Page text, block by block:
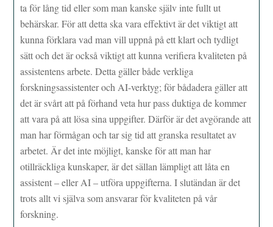
ta för lång tid eller som man kanske själv inte fullt ut
behärskar. För att detta ska vara effektivt är det viktigt att
kunna förklara vad man vill uppnå på ett klart och tydligt
sätt och det är också viktigt att kunna verifiera kvaliteten på
assistentens arbete. Detta gäller både verkliga
forskningsassistenter och AI-verktyg; för bådadera gäller att
det är svårt att på förhand veta hur pass duktiga de kommer
att vara på att lösa sina uppgifter. Därför är det avgörande att
man har förmågan och tar sig tid att granska resultatet av
arbetet. Är det inte möjligt, kanske för att man har
otillräckliga kunskaper, är det sällan lämpligt att låta en
assistent – eller AI – utföra uppgifterna. I slutändan är det
trots allt vi själva som ansvarar för kvaliteten på vår
forskning.